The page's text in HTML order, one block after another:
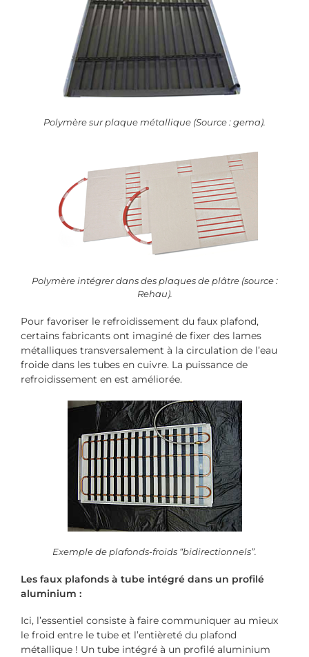
Polymère sur plaque métallique (Source : gema).
Polymère intégrer dans des plaques de plâtre (source :
Rehau).
Pour favoriser le refroidissement du faux plafond,
certains fabricants ont imaginé de fixer des lames
métalliques transversalement à la circulation de l’eau
froide dans les tubes en cuivre. La puissance de
refroidissement en est améliorée.
Exemple de plafonds-froids “bidirectionnels”.
Les faux plafonds à tube intégré dans un profilé
aluminium :
Ici, l’essentiel consiste à faire communiquer au mieux
le froid entre le tube et l’entièreté du plafond
métallique ! Un tube intégré à un profilé aluminium